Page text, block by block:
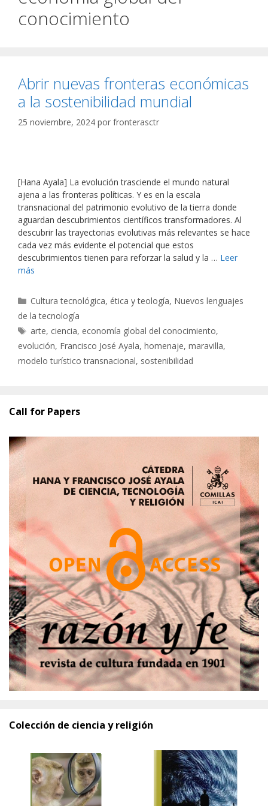
conocimiento
Abrir nuevas fronteras económicas
a la sostenibilidad mundial
25 noviembre, 2024 por fronterasctr
[Hana Ayala] La evolución trasciende el mundo natural
ajena a las fronteras políticas. Y es en la escala
transnacional del patrimonio evolutivo de la tierra donde
aguardan descubrimientos científicos transformadores. Al
descubrir las trayectorias evolutivas más relevantes se hace
cada vez más evidente el potencial que estos
descubrimientos tienen para reforzar la salud y la … Leer
más
Categorías
Cultura tecnológica, ética y teología, Nuevos lenguajes
de la tecnología
Etiquetas
arte, ciencia, economía global del conocimiento,
evolución, Francisco José Ayala, homenaje, maravilla,
modelo turístico transnacional, sostenibilidad
Call for Papers
Colección de ciencia y religión